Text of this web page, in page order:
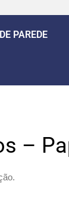
PAREDE
–